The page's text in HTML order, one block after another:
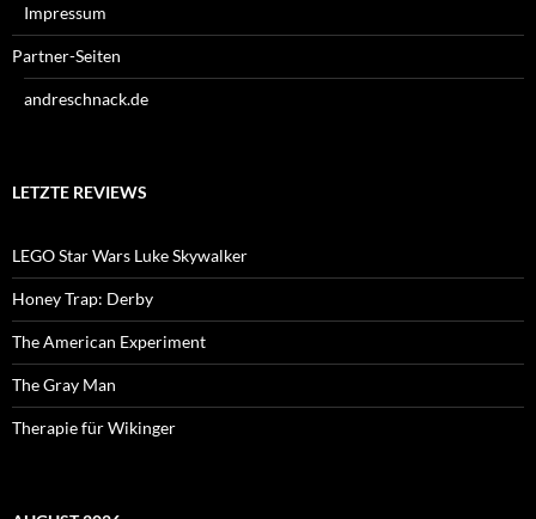
Impressum
Partner-Seiten
andreschnack.de
LETZTE REVIEWS
LEGO Star Wars Luke Skywalker
Honey Trap: Derby
The American Experiment
The Gray Man
Therapie für Wikinger